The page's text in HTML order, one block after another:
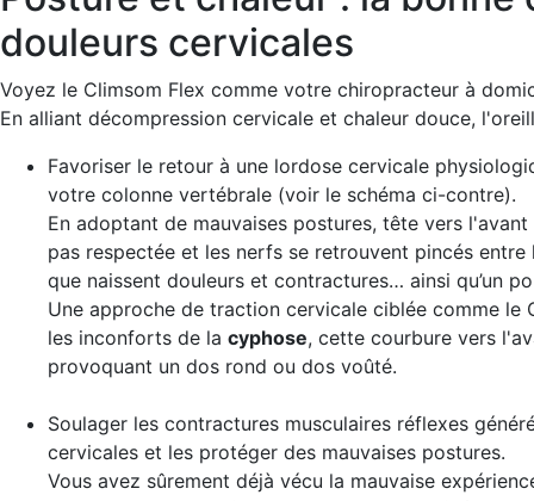
douleurs cervicales
Voyez le Climsom Flex comme votre chiropracteur à
En alliant décompression cervicale et chaleur douce,
Favoriser le retour à une lordose cervicale
votre colonne vertébrale (voir le schéma ci-contre).
En adoptant de mauvaises postures, tête vers
pas respectée et les nerfs se retrouvent pincés entre
que naissent douleurs et contractures… ainsi qu’un
Une approche de traction cervicale ciblée comme le
les inconforts de la cyphose, cette courbure vers
provoquant un dos rond ou dos voûté.
Soulager les contractures musculaires réflexes
cervicales et les protéger des mauvaises postures.
Vous avez sûrement déjà vécu la mauvaise